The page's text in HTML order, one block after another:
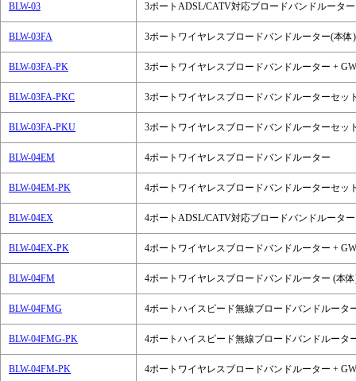
BLW-03 3ポートADSL/CATV対応ブロードバンドルーター
BLW-03FA 3ポートワイヤレスブロードバンドルーター(本体)
BLW-03FA-PK 3ポートワイヤレスブロードバンドルーター +
BLW-03FA-PKC 3ポートワイヤレスブロードバンドルーターセッ
BLW-03FA-PKU 3ポートワイヤレスブロードバンドルーターセッ
BLW-04EM 4ポートワイヤレスブロードバンドルーター
BLW-04EM-PK 4ポートワイヤレスブロードバンドルーターセッ
BLW-04EX 4ポートADSL/CATV対応ブロードバンドルーター
BLW-04EX-PK 4ポートワイヤレスブロードバンドルーター +
BLW-04FM 4ポートワイヤレスブロードバンドルーター (本
BLW-04FMG 4ポートハイスピード無線ブロードバンドルータ
BLW-04FMG-PK 4ポートハイスピード無線ブロードバンドルータ
BLW-04FM-PK 4ポートワイヤレスブロードバンドルーター +